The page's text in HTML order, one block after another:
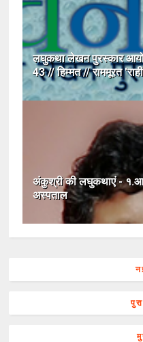
लघुकथा लेखन पुरस्कार
43 // हिम्मत // राममूरत
अंकुश्री की लघुकथाएं -
अस्पताल